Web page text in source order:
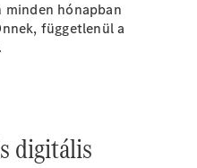
minden hónapban
függetlenül a
digitális